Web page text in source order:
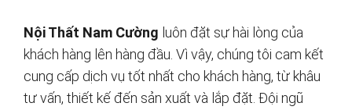
Nội Thất Nam Cường luôn đặt sự hài lòng của
khách hàng lên hàng đầu. Vì vậy, chúng tôi cam kết
cung cấp dịch vụ tốt nhất cho khách hàng, từ khâu
tư vấn, thiết kế đến sản xuất và lắp đặt. Đội ngũ